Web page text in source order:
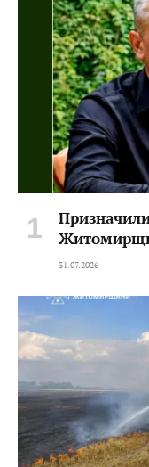
31.07.2026